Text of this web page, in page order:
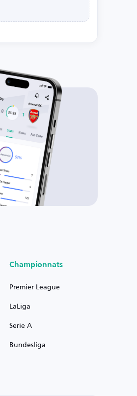
Championnats
Premier League
LaLiga
Serie A
Bundesliga